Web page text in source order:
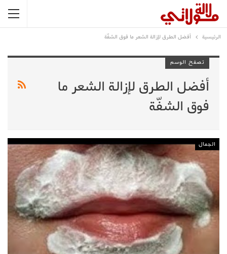
الرئيسية أفضل الطرق لإزالة الشعر ما فوق الشفّة
تصفح الوسم
أفضل الطرق لإزالة الشعر ما
فوق الشفّة
الجمال